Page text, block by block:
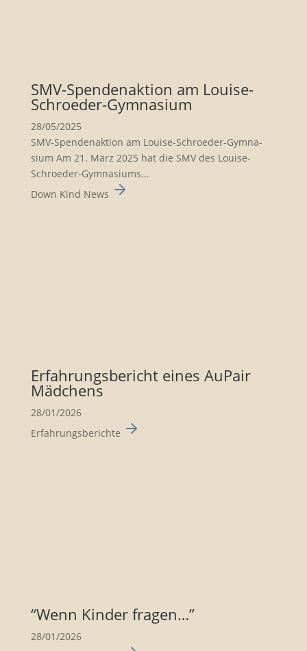
SMV-Spenden­ak­tion am Louise-
Schroeder-Gymna­sium
28/05/2025
SMV-Spenden­ak­tion am Louise-Schroeder-Gymna­
sium Am 21. März 2025 hat die SMV des Louise-
Schroeder-Gymna­siums...
Down Kind News
Erfah­rungs­be­richt eines AuPair
Mädchens
28/01/2026
Erfahrungsberichte
“Wenn Kinder fragen…”
28/01/2026